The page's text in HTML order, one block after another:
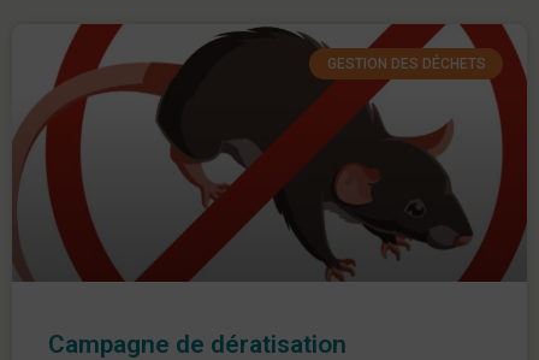
GESTION DES DÉCHETS
Campagne de dératisation